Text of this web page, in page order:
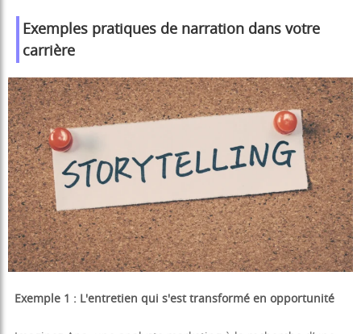
Exemples pratiques de narration dans votre
carrière
Exemple 1 : L'entretien qui s'est transformé en opportunité